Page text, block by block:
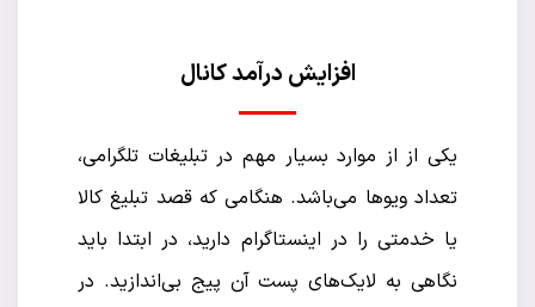
افزایش درآمد کانال
یکی از از موارد بسیار مهم در تبلیغات تلگرامی،
تعداد ویو‌ها می‌باشد. هنگامی که قصد تبلیغ کالا
یا خدمتی را در اینستاگرام دارید، در ابتدا باید
نگاهی به لایک‌های پست آن پیج بی‌اندازید. در